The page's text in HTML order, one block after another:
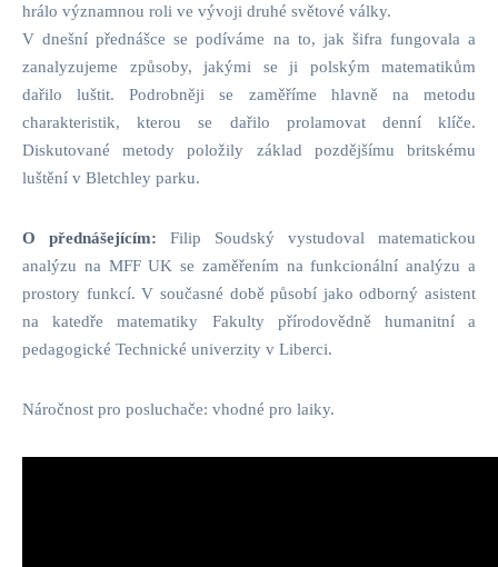
hrálo významnou roli ve vývoji druhé světové války.
V dnešní přednášce se podíváme na to, jak šifra fungovala a
zanalyzujeme způsoby, jakými se ji polským matematikům
dařilo luštit. Podrobněji se zaměříme hlavně na metodu
charakteristik, kterou se dařilo prolamovat denní klíče.
Diskutované metody položily základ pozdějšímu britskému
luštění v Bletchley parku.
O přednášejícím: Filip Soudský vystudoval matematickou
analýzu na MFF UK se zaměřením na funkcionální analýzu a
prostory funkcí. V současné době působí jako odborný asistent
na katedře matematiky Fakulty přírodovědně humanitní a
pedagogické Technické univerzity v Liberci.
Náročnost pro posluchače: vhodné pro laiky.